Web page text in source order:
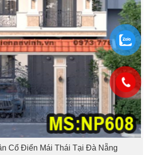
Cổ Điển Mái Thái Tại Đà Nẵng